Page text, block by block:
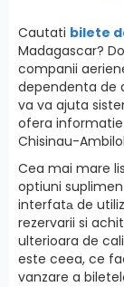
Cautati bilete
Madagascar?
companii
dependenta de
va va ajuta
ofera
Chisinau-
Cea mai mare
optiuni
interfatа de
rezervarii si
ulterioara de
este ceea, ce
vanzare a